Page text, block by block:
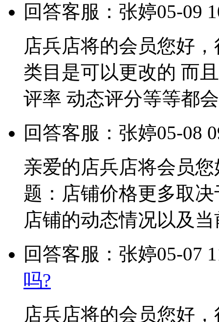
回答客服：张婷05-09
店兵店将的会员您好
类目是可以更改的 而
评率 动态评分等等都
回答客服：张婷05-08
亲爱的店兵店将会员
题：店铺价格更多取
店铺的动态情况以及
回答客服：张婷05-07
吗?
店兵店将的会员您好